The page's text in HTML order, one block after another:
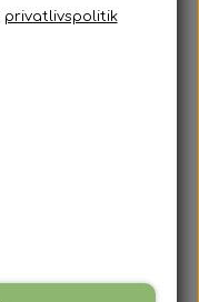
privatlivspolitik